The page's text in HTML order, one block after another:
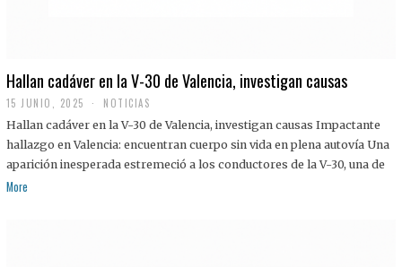
Hallan cadáver en la V-30 de Valencia, investigan causas
15 JUNIO, 2025 NOTICIAS
Hallan cadáver en la V-30 de Valencia, investigan causas Impactante
hallazgo en Valencia: encuentran cuerpo sin vida en plena autovía Una
aparición inesperada estremeció a los conductores de la V-30, una de
More